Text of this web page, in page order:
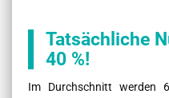
Tatsächliche
40 %!
Im Durchschnitt werden